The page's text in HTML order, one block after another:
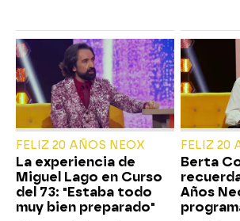
FELIZ 20 AÑOS NEOX
La experiencia de
Miguel Lago en Curso
del 73: "Estaba todo
muy bien preparado"
FELIZ 20
Berta
Años